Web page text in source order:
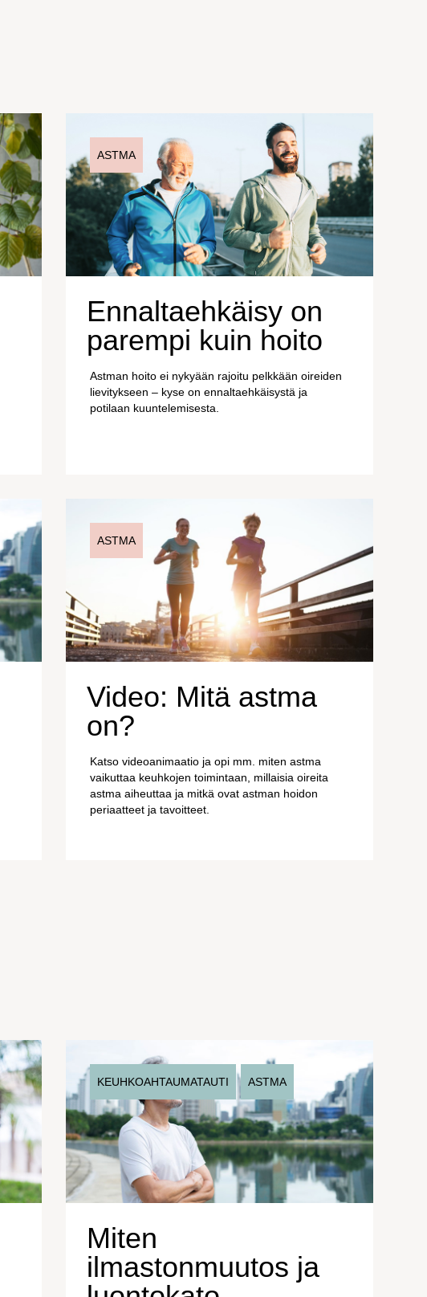
ASTMA
Ennaltaehkäisy on
parempi kuin hoito
Astman hoito ei nykyään rajoitu pelkkään oireiden
lievitykseen – kyse on ennaltaehkäisystä ja
potilaan kuuntelemisesta.
ASTMA
Video: Mitä astma
on?
Katso videoanimaatio ja opi mm. miten astma
vaikuttaa keuhkojen toimintaan, millaisia oireita
astma aiheuttaa ja mitkä ovat astman hoidon
periaatteet ja tavoitteet.
KEUHKOAHTAUMATAUTI ASTMA
Miten
ilmastonmuutos ja